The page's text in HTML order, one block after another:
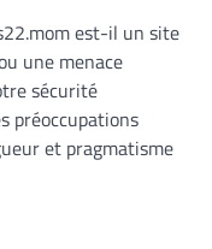
est-il un site
une menace
sécurité
préoccupations
et pragmatisme